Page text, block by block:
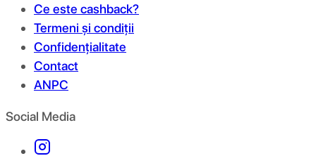
Ce este cashback?
Termeni și condiții
Confidențialitate
Contact
ANPC
Social Media